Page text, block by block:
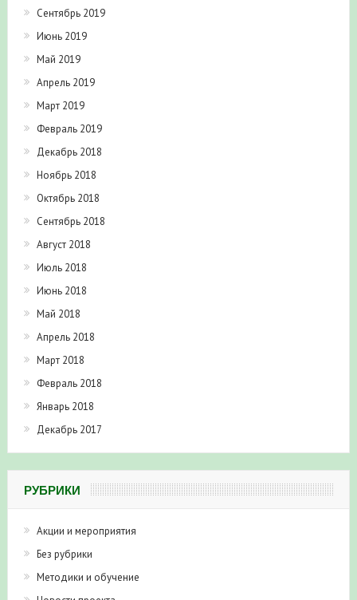
Сентябрь 2019
Июнь 2019
Май 2019
Апрель 2019
Март 2019
Февраль 2019
Декабрь 2018
Ноябрь 2018
Октябрь 2018
Сентябрь 2018
Август 2018
Июль 2018
Июнь 2018
Май 2018
Апрель 2018
Март 2018
Февраль 2018
Январь 2018
Декабрь 2017
РУБРИКИ
Акции и мероприятия
Без рубрики
Методики и обучение